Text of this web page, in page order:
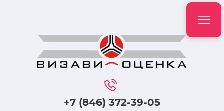
+7 (846) 372-39-05